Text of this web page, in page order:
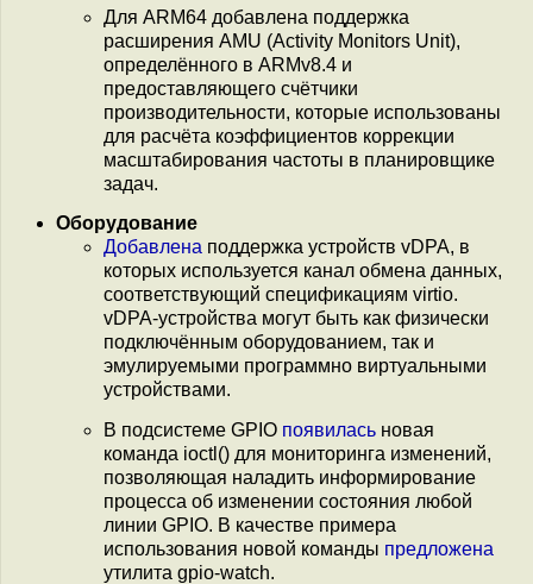
Для ARM64 добавлена поддержка
расширения AMU (Activity Monitors Unit),
определённого в ARMv8.4 и
предоставляющего счётчики
производительности, которые использованы
для расчёта коэффициентов коррекции
масштабирования частоты в планировщике
задач.
Оборудование
Добавлена поддержка устройств vDPA, в
которых используется канал обмена данных,
соответствующий спецификациям virtio.
vDPA-устройства могут быть как физически
подключённым оборудованием, так и
эмулируемыми программно виртуальными
устройствами.
В подсистеме GPIO появилась новая
команда ioctl() для мониторинга изменений,
позволяющая наладить информирование
процесса об изменении состояния любой
линии GPIO. В качестве примера
использования новой команды предложена
утилита gpio-watch.